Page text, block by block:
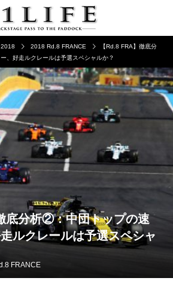
2018 2018 Rd.8 FRANCE
【Rd.8 FRA】徹底分
、好走ルクレールは予選スペシャルか？
底分析②：中団トップの速
ルクレールは予選スペシャ
FRANCE